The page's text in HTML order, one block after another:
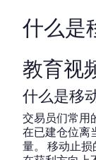
什么是
教育视
什么是移
交易员们常用
在已建仓位离
量。 移动止